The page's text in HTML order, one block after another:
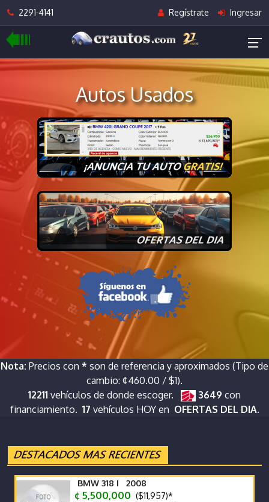
2291-4141 Regístrate Ingresar
Autos Usados
Nota: Precios con * son de referencia y aproximados (Tipo de
cambio: ¢460.00 / $1).
12211 vehículos de donde escoger. 3649 con
financiamiento. 17 vehículos HOY en OFERTAS DEL DIA.
BMW 318 I 2008
¢ 5,500,000 ($11,957)*